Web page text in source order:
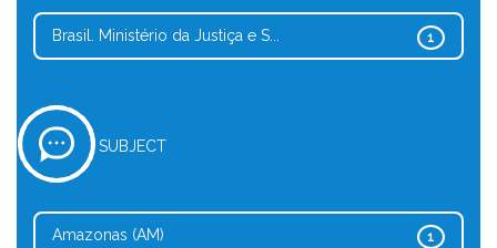
1
Brasil. Ministério da Justiça e S...
SUBJECT
1
Amazonas (AM)